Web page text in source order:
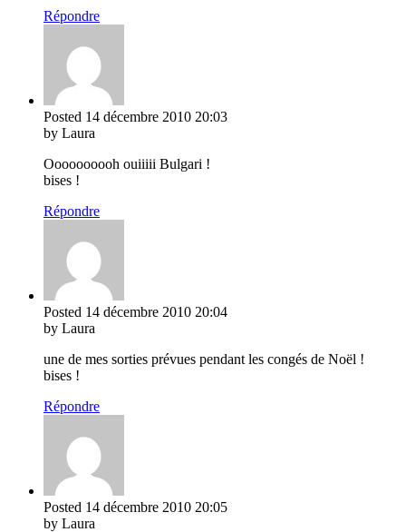
Répondre
Posted 14 décembre 2010 20:03
by Laura
Oooooooooh ouiiiii Bulgari !
bises !
Répondre
Posted 14 décembre 2010 20:04
by Laura
une de mes sorties prévues pendant les congés de Noël !
bises !
Répondre
Posted 14 décembre 2010 20:05
by Laura